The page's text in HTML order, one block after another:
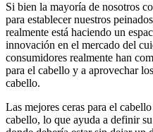
Si bien la mayoría de nosotros
para establecer nuestros
realmente está haciendo un
innovación en el mercado del
consumidores realmente han
para el cabello y a aprovechar
cabello.
Las mejores ceras para el
cabello, lo que ayuda a definir